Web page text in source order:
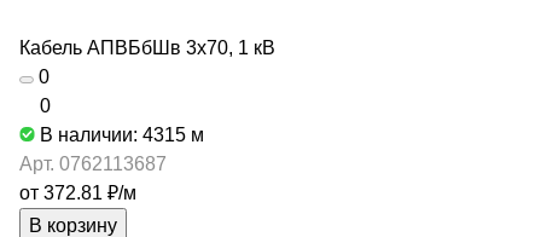
Кабель АПВБбШв 3х70, 1 кВ
0
0
В наличии: 4315 м
Арт. 0762113687
от 372.81 ₽/м
В корзину